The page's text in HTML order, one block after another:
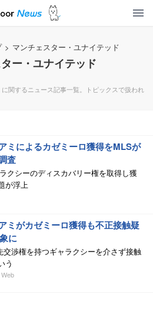
> マンチェスター・ユナイテッド
ー・ユナイテッド
関するニュース記事一覧。トピックスで扱われ
ミによるカゼミーロ獲得をMLSが
査
クシーのディスカバリー権を取得し獲
が浮上
ミがカゼミーロ獲得も不正接触疑
に
交渉権を持つギャラクシーを介さず接触
う